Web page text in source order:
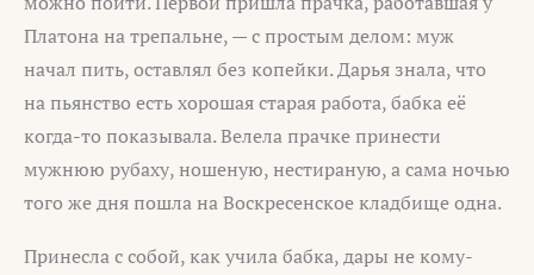
Платона на трепальне, — с простым делом: муж
начал пить, оставлял без копейки. Дарья знала, что
на пьянство есть хорошая старая работа, бабка её
когда-то показывала. Велела прачке принести
мужнюю рубаху, ношеную, нестираную, а сама ночью
того же дня пошла на Воскресенское кладбище одна.
Принесла с собой, как учила бабка, дары не кому-